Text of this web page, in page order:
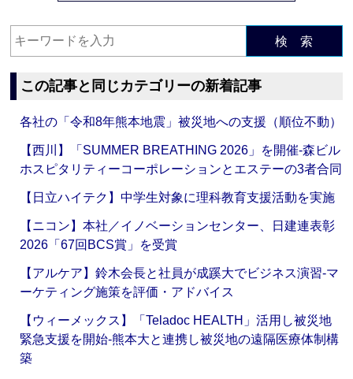
検 索
この記事と同じカテゴリーの新着記事
各社の「令和8年熊本地震」被災地への支援（順位不動）
【西川】「SUMMER BREATHING 2026」を開催‐森ビル
ホスピタリティーコーポレーションとエステーの3者合同
【日立ハイテク】中学生対象に理科教育支援活動を実施
【ニコン】本社／イノベーションセンター、日建連表彰
2026「67回BCS賞」を受賞
【アルケア】鈴木会長と社員が成蹊大でビジネス演習‐マ
ーケティング施策を評価・アドバイス
【ウィーメックス】「Teladoc HEALTH」活用し被災地
緊急支援を開始‐熊本大と連携し被災地の遠隔医療体制構
築